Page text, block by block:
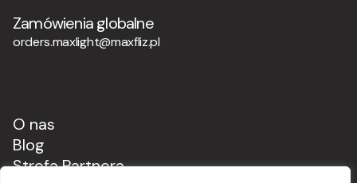
Zamówienia globalne
orders.maxlight@maxfliz.pl
O nas
Blog
Strefa Partnera